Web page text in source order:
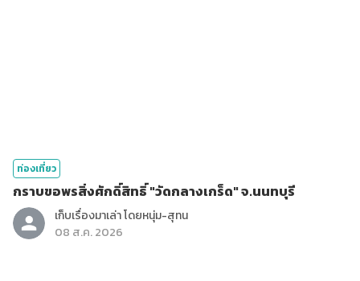
ท่องเที่ยว
กราบขอพรสิ่งศักดิ์สิทธิ์ "วัดกลางเกร็ด" จ.นนทบุรี
เก็บเรื่องมาเล่า โดยหนุ่ม-สุทน
08 ส.ค. 2026